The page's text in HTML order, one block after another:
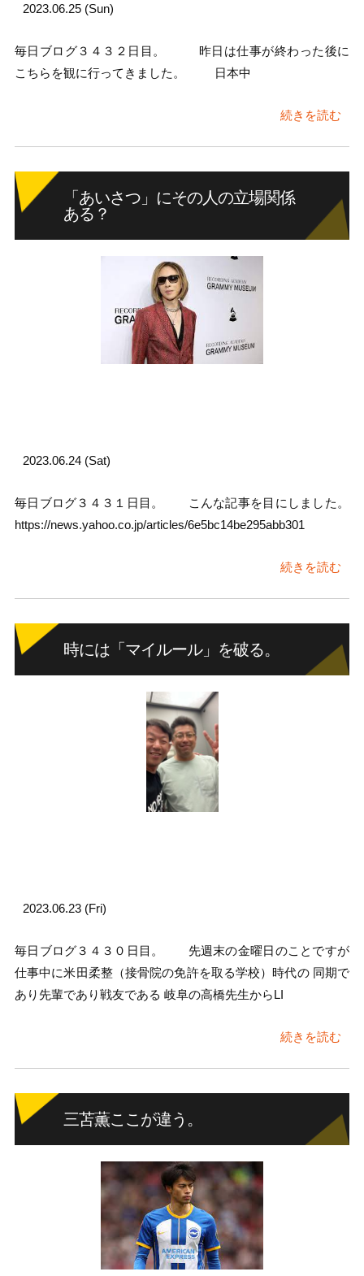
2023.06.25 (Sun)
毎日ブログ３４３２日目。 昨日は仕事が終わった後に
こちらを観に行ってきました。 日本中
続きを読む
「あいさつ」にその人の立場関係
ある？
2023.06.24 (Sat)
毎日ブログ３４３１日目。 こんな記事を目にしました。
https://news.yahoo.co.jp/articles/6e5bc14be295abb301
続きを読む
時には「マイルール」を破る。
2023.06.23 (Fri)
毎日ブログ３４３０日目。 先週末の金曜日のことですが
仕事中に米田柔整（接骨院の免許を取る学校）時代の 同期で
あり先輩であり戦友である 岐阜の高橋先生からLI
続きを読む
三苫薫ここが違う。